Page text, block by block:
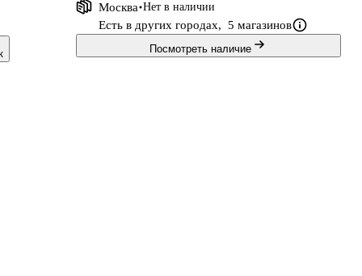
Москва Нет в наличии
Есть в других городах, 5 магазинов
Посмотреть наличие